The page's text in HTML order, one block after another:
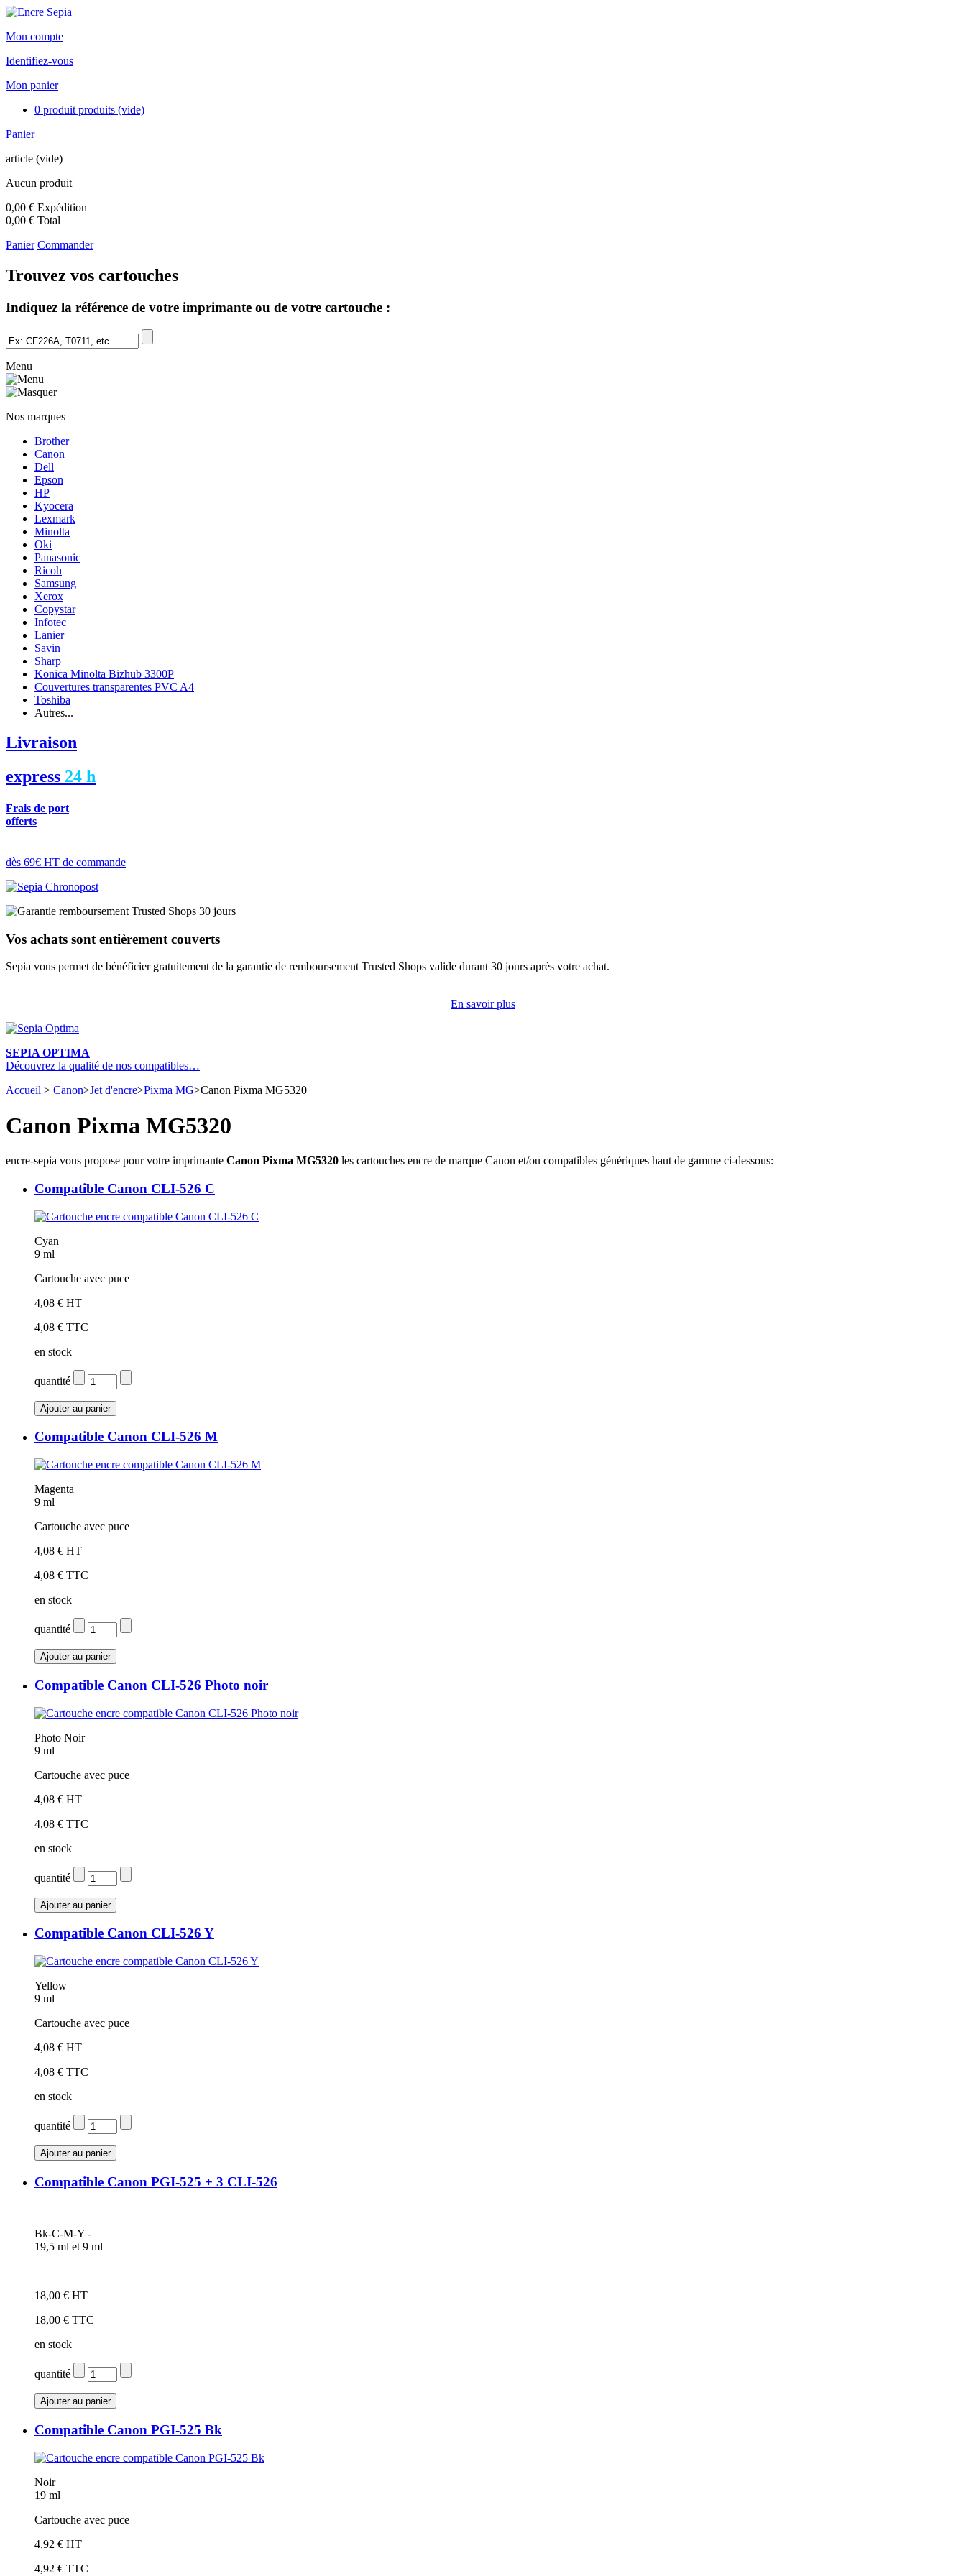
Mon compte
Identifiez-vous
Mon panier
0 produit produits (vide)
Panier
article (vide)
Aucun produit
0,00 € Expédition
0,00 € Total
Panier Commander
Trouvez vos cartouches
Indiquez la référence de votre imprimante ou de votre cartouche :
Menu
Nos marques
Brother
Canon
Dell
Epson
HP
Kyocera
Lexmark
Minolta
Oki
Panasonic
Ricoh
Samsung
Xerox
Copystar
Infotec
Lanier
Savin
Sharp
Konica Minolta Bizhub 3300P
Couvertures transparentes PVC A4
Toshiba
Autres...
Livraison
express 24 h
Frais de port
offerts
dès 69€ HT de commande
Vos achats sont entièrement couverts
Sepia vous permet de bénéficier gratuitement de la garantie de remboursement Trusted Shops valide durant 30 jours après votre achat.
En savoir plus
SEPIA OPTIMA
Découvrez la qualité de nos compatibles…
Accueil > Canon>Jet d'encre>Pixma MG>Canon Pixma MG5320
Canon Pixma MG5320
encre-sepia vous propose pour votre imprimante Canon Pixma MG5320 les cartouches encre de marque Canon et/ou compatibles génériques haut de gamme ci-dessous:
Compatible Canon CLI-526 C
Cyan
9 ml
Cartouche avec puce
4,08 € HT
4,08 € TTC
en stock
quantité
Compatible Canon CLI-526 M
Magenta
9 ml
Cartouche avec puce
4,08 € HT
4,08 € TTC
en stock
quantité
Compatible Canon CLI-526 Photo noir
Photo Noir
9 ml
Cartouche avec puce
4,08 € HT
4,08 € TTC
en stock
quantité
Compatible Canon CLI-526 Y
Yellow
9 ml
Cartouche avec puce
4,08 € HT
4,08 € TTC
en stock
quantité
Compatible Canon PGI-525 + 3 CLI-526
Bk-C-M-Y -
19,5 ml et 9 ml
18,00 € HT
18,00 € TTC
en stock
quantité
Compatible Canon PGI-525 Bk
Noir
19 ml
Cartouche avec puce
4,92 € HT
4,92 € TTC